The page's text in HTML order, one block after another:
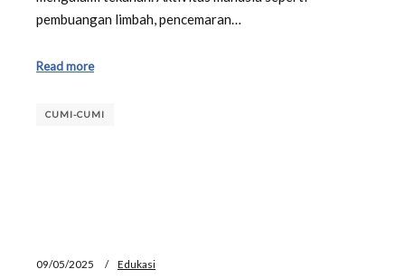
pembuangan limbah, pencemaran…
Read more
CUMI-CUMI
09/05/2025 Edukasi